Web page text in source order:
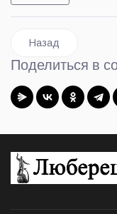
Предыдущий:
Назад
Поделиться в